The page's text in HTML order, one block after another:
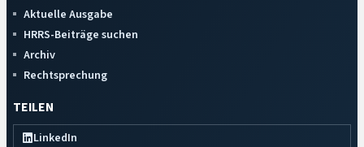
Aktuelle Ausgabe
HRRS-Beiträge suchen
Archiv
Rechtsprechung
TEILEN
LinkedIn